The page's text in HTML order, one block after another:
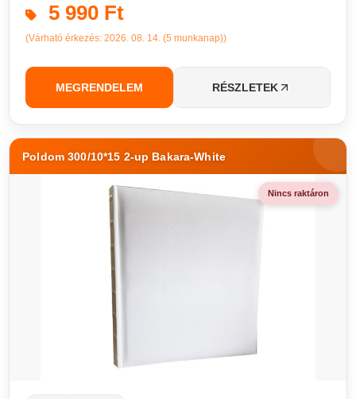
5 990 Ft
(Várható érkezés: 2026. 08. 14. (5 munkanap))
MEGRENDELEM RÉSZLETEK
Poldom 300/10*15 2-up Bakara-White
Nincs raktáron